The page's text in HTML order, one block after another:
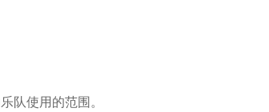
队使用的范围。